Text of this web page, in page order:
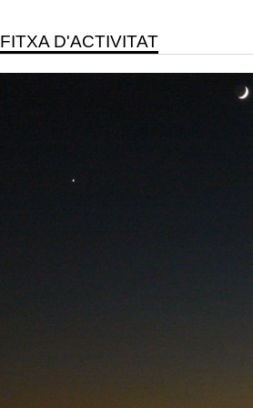
FITXA D'ACTIVITAT